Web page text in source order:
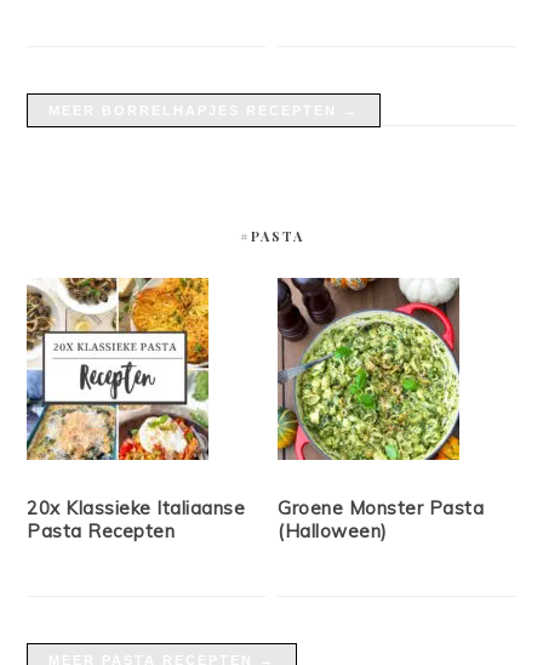
#PASTA
20x Klassieke Italiaanse
Pasta Recepten
Groene Monster Pasta
(Halloween)